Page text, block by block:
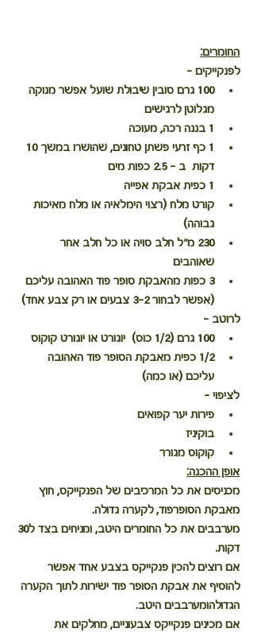
החומרים:
לפנקייקים -
100 גרם סובין שיבולת שועל אפשר מנוקה
מגלוטן לרגישים
1 בננה רכה, מעוכה
דקות  ב - 2.5 כפות מים
1 כפית אבקת אפייה
קורט מלח (רצוי הימלאיה או מלח מאיכות
גבוהה)
230 מ"ל חלב סויה או כל חלב אחר
שאוהבים
3 כפות מהאבקת סופר פוד האהובה עליכם
(אפשר לבחור 3-2 צבעים או רק צבע אחד)
לרוטב -
100 גרם (1/2 כוס)  יוגורט או יוגורט קוקוס
1/2 כפית מאבקת הסופר פוד האהובה
עליכם (או כמה)
לציפוי -
פירות יער קפואים
בוקיניז
קוקוס מגורר
אופן ההכנה:
מכניסים את כל המרכיבים של הפנקייקס, חוץ
מאבקת הסופרפוד, לקערה גדולה.
דקות.
אם רוצים להכין פנקייקס בצבע אחד אפשר
להוסיף את אבקת הסופר פוד ישירות לתוך הקערה
הגדולהומערבבים היטב.
אם מכינים פנקייקס צבעוניים, מחלקים את